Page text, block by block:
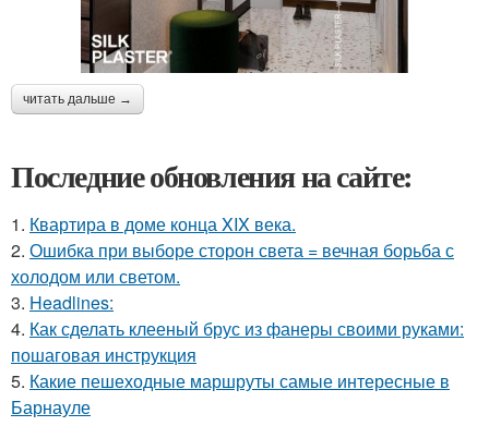
читать дальше →
Последние обновления на сайте:
1. Квартира в доме конца XIX века.
2. Ошибка при выборе сторон света = вечная борьба с
холодом или светом.
3. Headlines:
4. Как сделать клееный брус из фанеры своими руками:
пошаговая инструкция
5. Какие пешеходные маршруты самые интересные в
Барнауле